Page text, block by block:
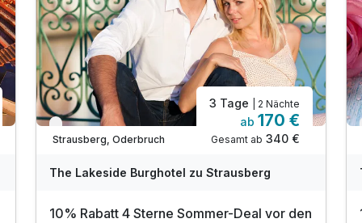
Verfügbar bis Dezember
Strausberg, Oderbruch
3 Tage | 2 Nächte
ab 170 €
Gesamt ab 340 €
The Lakeside Burghotel zu Strausberg
10% Rabatt 4 Sterne Sommer-Deal vor den